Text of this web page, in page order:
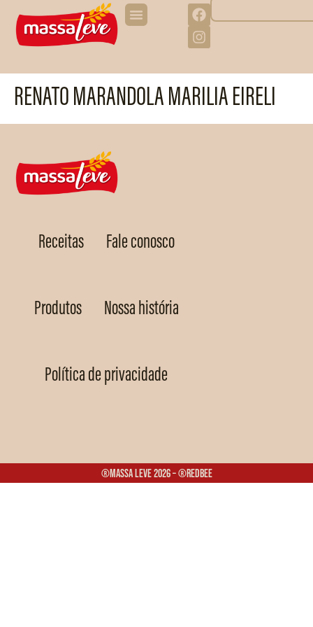
RENATO MARANDOLA MARILIA EIRELI
Receitas Fale conosco
Produtos Nossa história
Política de privacidade
®Massa Leve 2026 – ®Redbee